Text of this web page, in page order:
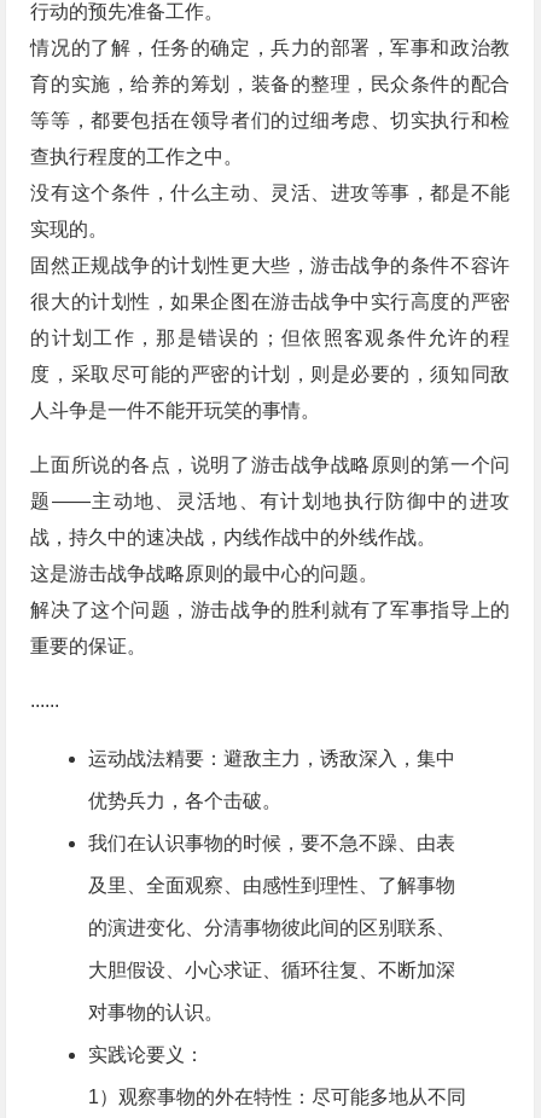
行动的预先准备工作。
情况的了解，任务的确定，兵力的部署，军事和政治教
育的实施，给养的筹划，装备的整理，民众条件的配合
等等，都要包括在领导者们的过细考虑、切实执行和检
查执行程度的工作之中。
没有这个条件，什么主动、灵活、进攻等事，都是不能
实现的。
固然正规战争的计划性更大些，游击战争的条件不容许
很大的计划性，如果企图在游击战争中实行高度的严密
的计划工作，那是错误的；但依照客观条件允许的程
度，采取尽可能的严密的计划，则是必要的，须知同敌
人斗争是一件不能开玩笑的事情。
上面所说的各点，说明了游击战争战略原则的第一个问
题——主动地、灵活地、有计划地执行防御中的进攻
战，持久中的速决战，内线作战中的外线作战。
这是游击战争战略原则的最中心的问题。
解决了这个问题，游击战争的胜利就有了军事指导上的
重要的保证。
......
运动战法精要：避敌主力，诱敌深入，集中
优势兵力，各个击破。
我们在认识事物的时候，要不急不躁、由表
及里、全面观察、由感性到理性、了解事物
的演进变化、分清事物彼此间的区别联系、
大胆假设、小心求证、循环往复、不断加深
对事物的认识。
实践论要义：
1）观察事物的外在特性：尽可能多地从不同